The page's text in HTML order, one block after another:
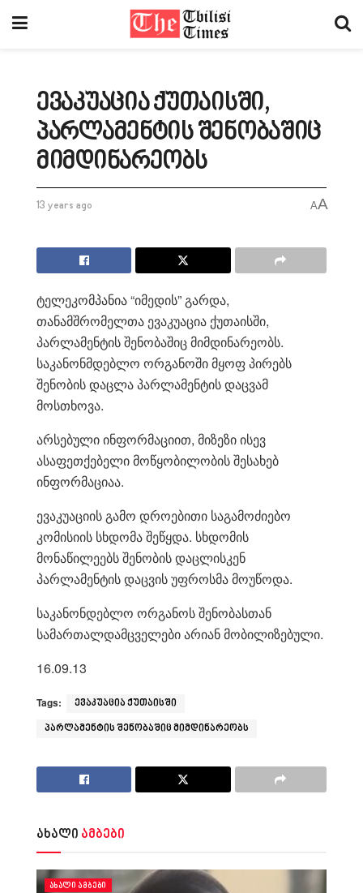
ევაკუაცია ქუთაისში,
პარლამენტის შენობაშიც
მიმდინარეობს
13 years ago AA
ტელეკომპანია “იმედის” გარდა,
თანამშრომელთა ევაკუაცია ქუთაისში,
პარლამენტის შენობაშიც მიმდინარეობს.
საკანონმდებლო ორგანოში მყოფ პირებს
შენობის დაცლა პარლამენტის დაცვამ
მოსთხოვა.
არსებული ინფორმაციით, მიზეზი ისევ
ასაფეთქებელი მოწყობილობის შესახებ
ინფორმაციაა.
ევაკუაციის გამო დროებითი საგამოძიებო
კომისიის სხდომა შეწყდა. სხდომის
მონაწილეებს შენობის დაცლისკენ
პარლამენტის დაცვის უფროსმა მოუწოდა.
საკანონდებლო ორგანოს შენობასთან
სამართალდამცველები არიან მობილიზებული.
16.09.13
Tags: ევაკუაცია ქუთაისში
პარლამენტის შენობაშიც მიმდინარეობს
ახალი ამბები
ᲐᲮᲐᲚᲘ ᲐᲛᲑᲔᲑᲘ